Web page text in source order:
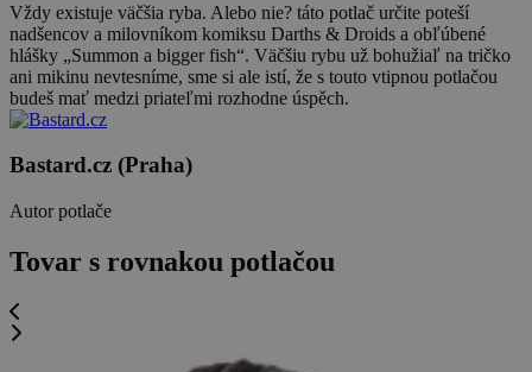
Vždy existuje väčšia ryba. Alebo nie? táto potlač určite poteší
nadšencov a milovníkom komiksu Darths & Droids a obľúbené
hlášky „Summon a bigger fish“. Väčšiu rybu už bohužiaľ na tričko
ani mikinu nevtesníme, sme si ale istí, že s touto vtipnou potlačou
budeš mať medzi priateľmi rozhodne úspěch.
Bastard.cz (Praha)
Autor potlače
Tovar s rovnakou potlačou